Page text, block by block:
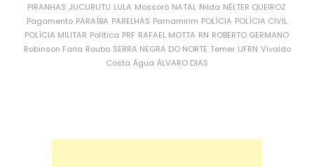
PIRANHAS JUCURUTU LULA Mossoró NATAL Nilda NÉLTER QUEIROZ
Pagamento PARAÍBA PARELHAS Parnamirim POLÍCIA POLÍCIA CIVIL
POLÍCIA MILITAR Política PRF RAFAEL MOTTA RN ROBERTO GERMANO
Robinson Faria Roubo SERRA NEGRA DO NORTE Temer UFRN Vivaldo
Costa Água ÁLVARO DIAS